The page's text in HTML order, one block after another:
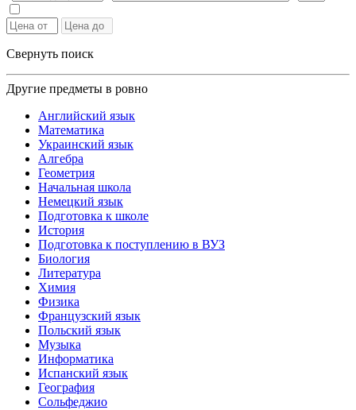
Свернуть поиск
Другие предметы в ровно
Английский язык
Математика
Украинский язык
Алгебра
Геометрия
Начальная школа
Немецкий язык
Подготовка к школе
История
Подготовка к поступлению в ВУЗ
Биология
Литература
Химия
Физика
Французский язык
Польский язык
Музыка
Информатика
Испанский язык
География
Сольфеджио